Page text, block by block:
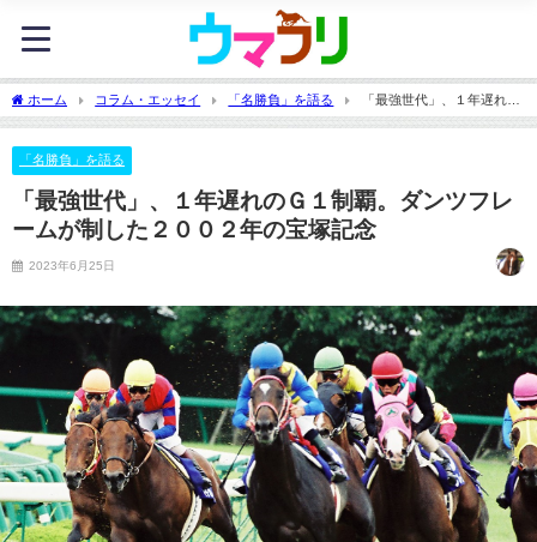
ホーム コラム・エッセイ 「名勝負」を語る
「最強世代」、１年遅れの
Ｇ１制覇。ダンツフレームが制した２００２年の宝塚記念
「名勝負」を語る
「最強世代」、１年遅れのＧ１制覇。ダンツフレ
ームが制した２００２年の宝塚記念
2023年6月25日